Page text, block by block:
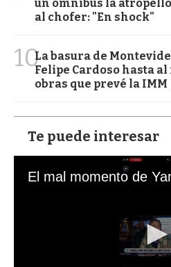
un ómnibus la
al chofer: "En shock"
10La basura de
Felipe Cardoso hasta al
obras que prevé la IMM
Te puede interesar